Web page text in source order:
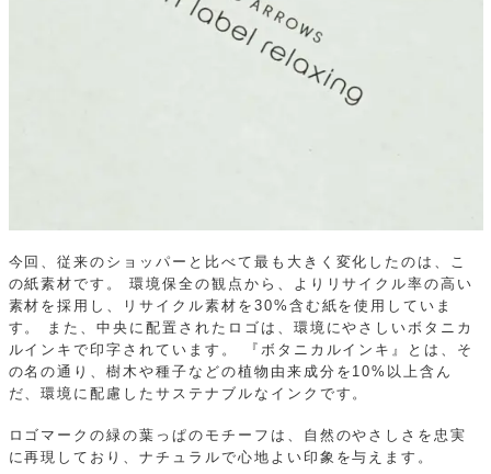
今回、従来のショッパーと比べて最も大きく変化したのは、こ
の紙素材です。
環境保全の観点から、よりリサイクル率の高い
素材を採用し、リサイクル素材を30%含む紙を使用していま
す。
また、中央に配置されたロゴは、環境にやさしいボタニカ
ルインキで印字されています。
『ボタニカルインキ』とは、そ
の名の通り、樹木や種子などの植物由来成分を10%以上含ん
だ、環境に配慮したサステナブルなインクです。
ロゴマークの緑の葉っぱのモチーフは、自然のやさしさを忠実
に再現しており、ナチュラルで心地よい印象を与えます。